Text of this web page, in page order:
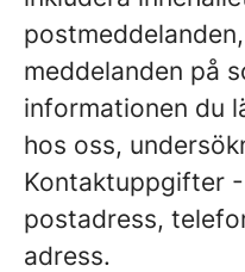
meddelanden på
informationen du
hos oss,
Kontaktuppgifter
postadress,
adress.